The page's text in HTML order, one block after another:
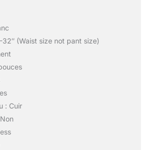
32″ (Waist size not pant size)
: Cuir